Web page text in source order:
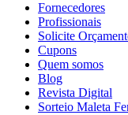
Fornecedores
Profissionais
Solicite
Cupons
Quem somos
Blog
Revista Digital
Sorteio Maleta